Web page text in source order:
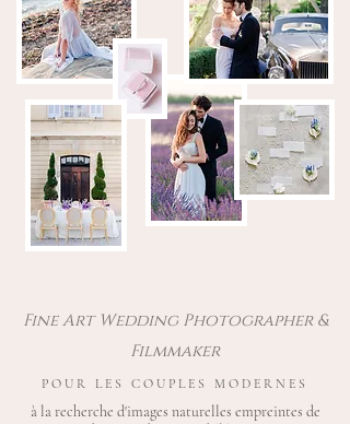
Fine Art Wedding Photographer &
Filmmaker
POUR LES COUPLES MODERNES
à la recherche d'images naturelles empreintes de